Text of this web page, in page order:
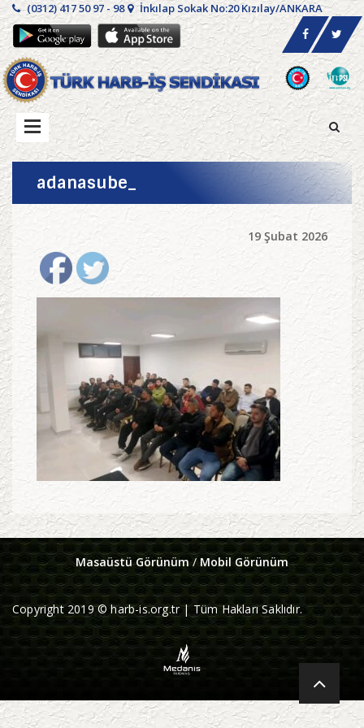
(0312) 417 50 97 - 98 İnkılap Sokak No:20 Kızılay/ANKARA
adanasube_
19 Şubat 2026
Masaüstü Görünüm/ Mobil Görünüm
Copyright 2019 © harb-is.org.tr | Tüm Hakları Saklıdır.